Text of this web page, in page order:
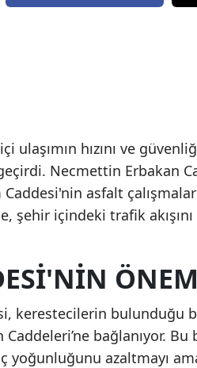
ulaşımın hızını ve
Necmettin Erbakan
asfalt
şehir içindeki trafik
kerestecilerin bulunduğu
Caddeleri’ne bağlanıyor.
yoğunluğunu azaltmayı